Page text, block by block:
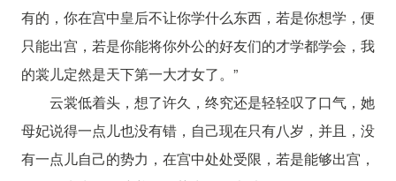
有的，你在宫中皇后不让你学什么东西，若是你想学，便
只能出宫，若是你能将你外公的好友们的才学都学会，我
的裳儿定然是天下第一大才女了。”
云裳低着头，想了许久，终究还是轻轻叹了口气，她
母妃说得一点儿也没有错，自己现在只有八岁，并且，没
有一点儿自己的势力，在宫中处处受限，若是能够出宫，